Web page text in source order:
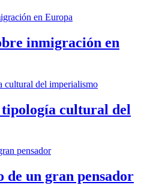
inmigración en
cultural del
de un gran pensador